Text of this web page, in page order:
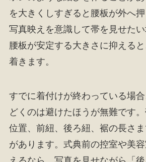
を大きくしすぎると腰板が外へ押
写真映えを意識して帯を見せた
腰板が安定する大きさに抑える
着きます。
すでに着付けが終わっている場
どくのは避けたほうが無難です
位置、前紐、後ろ紐、裾の長さ
があります。式典前の控室や美